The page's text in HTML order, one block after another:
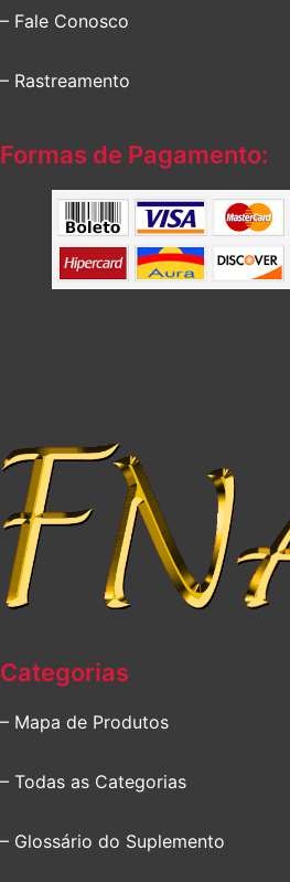
– Fale Conosco
– Rastreamento
Formas de Pagamento:
Categorias
– Mapa de Produtos
– Todas as Categorias
– Glossário do Suplemento